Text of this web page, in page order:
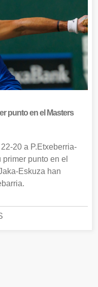
punto en el Masters
20 a P.Etxeberria-
punto en el
Eskuza han